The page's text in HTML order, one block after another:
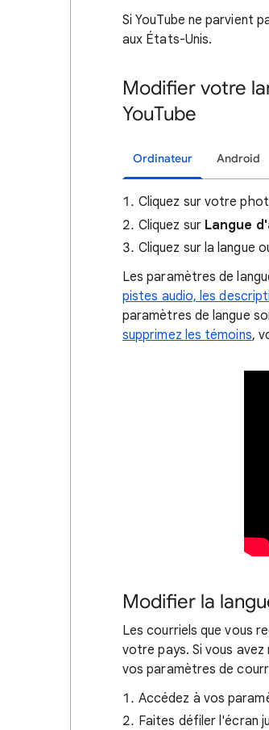
Si YouTube ne parvient
aux États-Unis.
Modifier votre
YouTube
Ordinateur Android
Cliquez sur votre
Cliquez sur Langue
Cliquez sur la langue
Les paramètres de
pistes audio, les
paramètres de langue
supprimez les témoins,
Modifier la
Les courriels que vous
votre pays. Si vous
vos paramètres de
Accédez à vos
Faites défiler l'écran